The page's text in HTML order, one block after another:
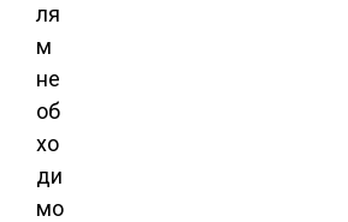
ля
м
не
об
хо
ди
мо